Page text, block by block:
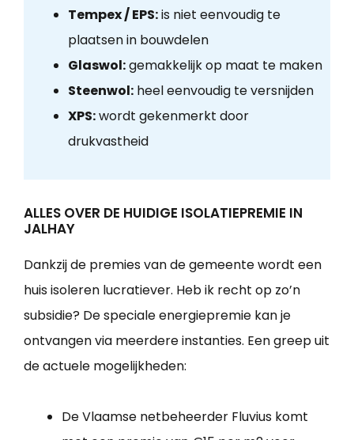
Tempex / EPS:is niet eenvoudig te
plaatsen in bouwdelen
Glaswol:gemakkelijk op maat te maken
Steenwol:heel eenvoudig te versnijden
XPS:wordt gekenmerkt door
drukvastheid
ALLES OVER DE HUIDIGE ISOLATIEPREMIE IN
JALHAY
Dankzij de premies van de gemeente wordt een
huis isoleren lucratiever. Heb ik recht op zo’n
subsidie? De speciale energiepremie kan je
ontvangen via meerdere instanties. Een greep uit
de actuele mogelijkheden:
De Vlaamse netbeheerder Fluvius komt